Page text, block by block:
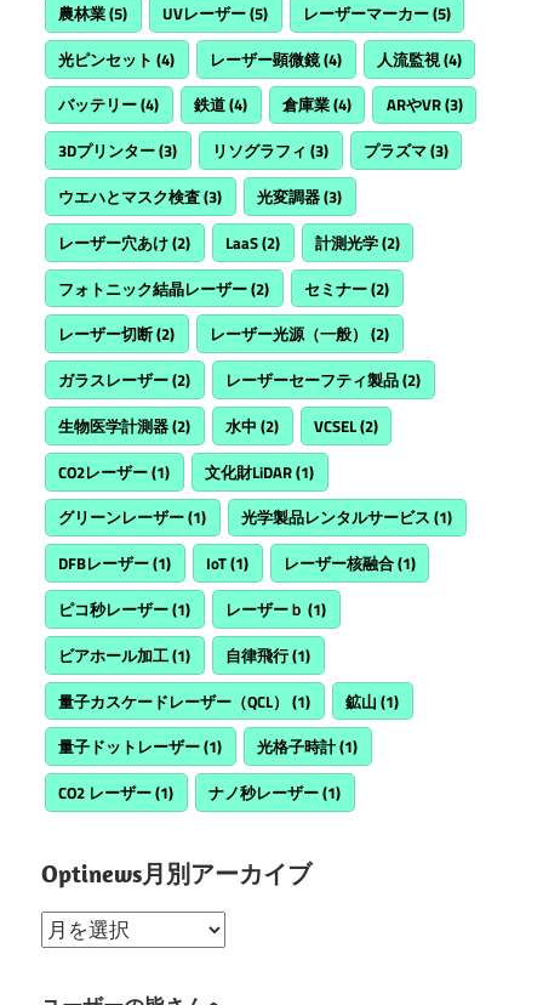
農林業(5) UVレーザー(5) レーザーマーカー(5)
光ピンセット (4) レーザー顕微鏡(4) 人流監視(4)
バッテリー(4) 鉄道(4) 倉庫業(4) ARやVR(3)
3Dプリンター(3) リソグラフィ (3) プラズマ(3)
ウエハとマスク検査(3) 光変調器(3)
レーザー穴あけ(2) LaaS(2) 計測光学(2)
フォトニック結晶レーザー(2) セミナー(2)
レーザー切断(2) レーザー光源（一般） (2)
ガラスレーザー(2) レーザーセーフティ製品(2)
生物医学計測器(2) 水中 (2) VCSEL(2)
CO2レーザー(1) 文化財LiDAR(1)
グリーンレーザー(1) 光学製品レンタルサービス (1)
DFBレーザー(1) IoT(1) レーザー核融合(1)
ピコ秒レーザー(1) レーザーｂ (1)
ビアホール加工(1) 自律飛行(1)
量子カスケードレーザー（QCL） (1) 鉱山 (1)
量子ドットレーザー(1) 光格子時計(1)
CO2 レーザー(1) ナノ秒レーザー(1)
Optinews月別アーカイブ
Optinews
別